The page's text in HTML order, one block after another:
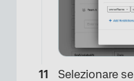
Selezionare se